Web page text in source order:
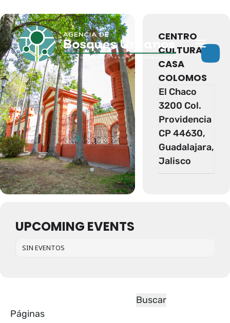
CENTRO
CULTURAL
CASA
COLOMOS
El Chaco
3200 Col.
Providencia
CP 44630,
Guadalajara,
Jalisco
UPCOMING EVENTS
SIN EVENTOS
Páginas